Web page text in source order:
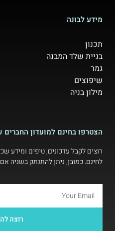
מידע לבונה
תכנון
בניית שלד המבנה
גמר
שיפוצים
מילון בניה
הצטרפו בחינם למועדון החברים
רוצים לקבל עדכונים, טיפים ומידע
לחינם. כמובן, ניתן להתנתק בשניה
רוצה